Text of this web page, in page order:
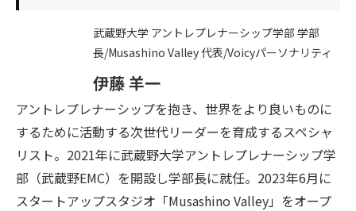
武蔵野大学 アントレプレナーシップ学部 学部
長/Musashino Valley 代表/Voicyパーソナリティ
伊藤 羊一
アントレプレナーシップを抱き、世界をより良いものに
するために活動する次世代リーダーを育成するスペシャ
リスト。2021年に武蔵野大学アントレプレナーシップ学
部（武蔵野EMC）を開設し学部長に就任。2023年6月に
スタートアップスタジオ「Musashino Valley」をオープ